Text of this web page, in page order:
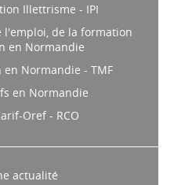
Illettrisme - IPI
l'emploi, de la formation
en Normandie
en Normandie - TMF
en Normandie
Oref - RCO
actualité